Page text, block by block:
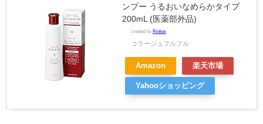
ンプー うるおいなめらかタイプ
200mL (医薬部外品)
created by Rinker
コラージュフルフル
Amazon 楽天市場
Yahooショッピング